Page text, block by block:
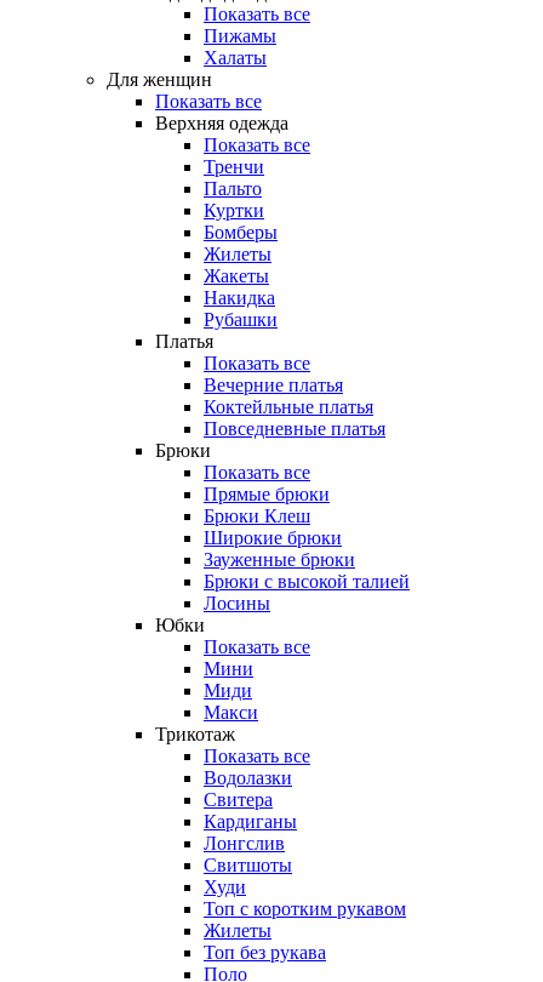
Показать все
Пижамы
Халаты
Для женщин
Показать все
Верхняя одежда
Показать все
Тренчи
Пальто
Куртки
Бомберы
Жилеты
Жакеты
Накидка
Рубашки
Платья
Показать все
Вечерние платья
Коктейльные платья
Повседневные платья
Брюки
Показать все
Прямые брюки
Брюки Клеш
Широкие брюки
Зауженные брюки
Брюки с высокой талией
Лосины
Юбки
Показать все
Мини
Миди
Макси
Трикотаж
Показать все
Водолазки
Свитера
Кардиганы
Лонгслив
Свитшоты
Худи
Топ с коротким рукавом
Жилеты
Топ без рукава
Поло